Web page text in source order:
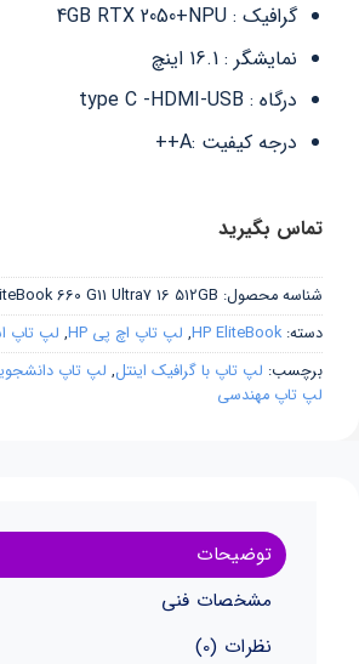
گرافیک : 4GB RTX 2050+NPU
نمایشگر : 16.1 اینچ
درگاه : type C -HDMI-USB
درجه کیفیت :A++
تماس بگیرید
شناسه محصول: 660 G11 Ultra7 16 512GB
دسته: HP EliteBook
, لپ تاپ اچ پی HP , لپ تاپ
برچسب: لپ تاپ با گرافیک اینتل, لپ تاپ
لپ تاپ مهندسی
توضیحات
مشخصات فنی
نظرات (0)